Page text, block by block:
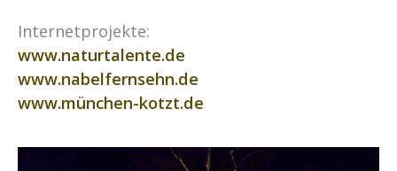
Internetprojekte:
www.naturtalente.de
www.nabelfernsehn.de
www.münchen-kotzt.de